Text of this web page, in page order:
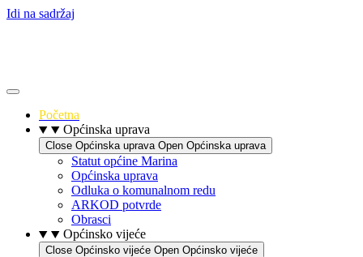
Idi na sadržaj
Početna
Općinska uprava
Close Općinska uprava Open Općinska uprava
Statut općine Marina
Općinska uprava
Odluka o komunalnom redu
ARKOD potvrde
Obrasci
Općinsko vijeće
Close Općinsko vijeće Open Općinsko vijeće